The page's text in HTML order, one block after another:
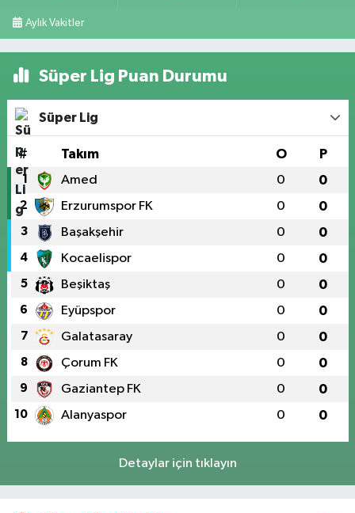
Aylık Vakitler
Süper Lig Puan Durumu
Süper Lig
# Takım O P
1 Amed 0 0
2 Erzurumspor FK 0 0
3 Başakşehir 0 0
4 Kocaelispor 0 0
5 Beşiktaş 0 0
6 Eyüpspor 0 0
7 Galatasaray 0 0
8 Çorum FK 0 0
9 Gaziantep FK 0 0
10 Alanyaspor 0 0
Detaylar için tıklayın